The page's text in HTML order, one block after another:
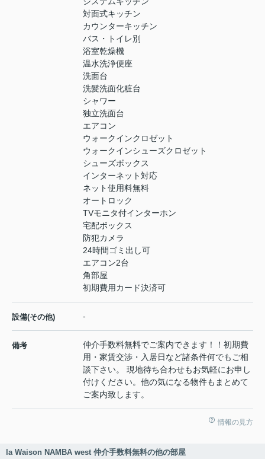
対面式キッチン
カウンターキッチン
バス・トイレ別
浴室乾燥機
温水洗浄便座
洗面台
洗髪洗面化粧台
シャワー
独立洗面台
エアコン
ウォークインクロゼット
ウォークインシューズクロゼット
シューズボックス
インターネット対応
ネット使用料無料
オートロック
TVモニタ付インターホン
宅配ボックス
防犯カメラ
24時間ゴミ出し可
エアコン2台
角部屋
初期費用カード決済可
設備(その他) -
備考
仲介手数料無料でご案内できます！！初期費
用・家賃交渉・入居日など諸条件何でもご相
談下さい。 現地待ち合わせもお気軽にお申し
付けください。他の気になる物件もまとめて
ご案内致します。
情報の見方
la Waison NAMBA west 仲介手数料無料の他の部屋